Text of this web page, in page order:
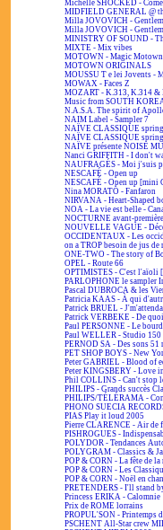
Michelle SHOCKED -
MIDFIELD GENERAL @
Milla JOVOVICH -
Milla JOVOVICH -
MINISTRY OF SOUND -
MIXTE - Mix vibes
MOTOWN - Magic
MOTOWN ORIGINALS
MOUSSU T e lei Jovents -
MOWAX - Faces Z
MOZART - K.313, K.314 &
Music from SOUTH
N.A.S.A. The spirit of
NAIM Label - Sampler 7
NAÏVE CLASSIQUE
NAÏVE CLASSIQUE
NAÏVE présente NOISE
Nanci GRIFFITH - I don't
NAUFRAGÉS - Moi j'suis
NESCAFÉ - Open up
NESCAFÉ - Open up [mini
Nina MORATO - Fanfaron
NIRVANA - Heart-Shaped
NOA - La vie est belle -
NOCTURNE avant-
NOUVELLE VAGUE -
OCCIDENTAUX - Les
on a TROP besoin de jus de
ONE-TWO - The story of
OPEL - Route 66
OPTIMISTES - C'est l'aïoli
PARLOPHONE le sampler
Pascal DUBROCA & les
Patricia KAAS - À qui
Patrick BRUEL -
Patrick VERBEKE - De
Paul PERSONNE - Le
Paul WELLER - Studio 150
PERNOD SA - Des sons 51
PET SHOP BOYS - New
Peter GABRIEL - Blood of
Peter KINGSBERY - Love
Phil COLLINS - Can't stop
PHILIPS - Grands succès
PHILIPS/TÉLÉRAMA -
PHONO SUECIA
PIAS Play it loud 2005
Pierre CLARENCE - Air de
PISHROGUES -
POLYDOR - Tendances
POLYGRAM - Classics &
POP & CORN - La fête de la
POP & CORN - Les
POP & CORN - Noël en
PRETENDERS - I'll stand
Princess ERIKA - Calomnie
Prix de ROME lorrains
PROPUL'SON - Printemps
PSCHENT All-Star crew